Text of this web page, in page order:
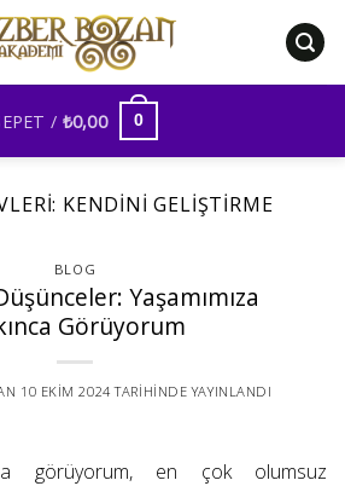
/ ₺0,00 0
KENDINI GELIŞTIRME
BLOG
Yaşamımıza
Görüyorum
10 EKIM 2024 TARIHINDE YAYINLANDI
görüyorum, en çok olumsuz